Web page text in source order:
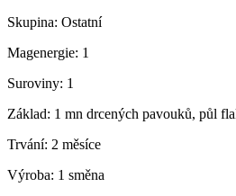
Skupina: Ostatní
Magenergie: 1
Suroviny: 1
Základ: 1 mn drcených pavouků, půl
Trvání: 2 měsíce
Výroba: 1 směna